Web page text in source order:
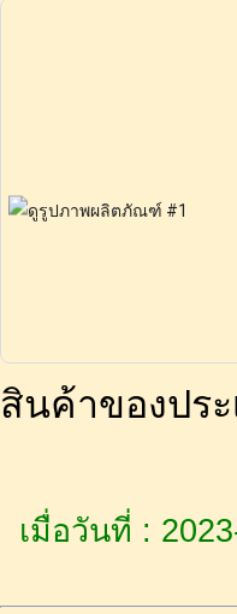
สินค้าของปร
เมื่อวันที่ :